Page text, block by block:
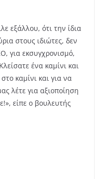
εξάλλου, ότι την ίδια
στους ιδιώτες, δεν
για εκσυγχρονισμό,
ένα καμίνι και
καμίνι και για να
λέτε για αξιοποίηση
είπε ο βουλευτής